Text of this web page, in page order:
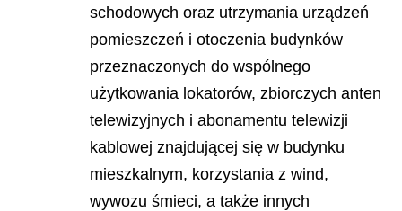
schodowych oraz utrzymania urządzeń
pomieszczeń i otoczenia budynków
przeznaczonych do wspólnego
użytkowania lokatorów, zbiorczych anten
telewizyjnych i abonamentu telewizji
kablowej znajdującej się w budynku
mieszkalnym, korzystania z wind,
wywozu śmieci, a także innych